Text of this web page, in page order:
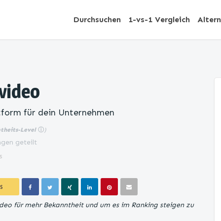
Durchsuchen 1-vs-1 Vergleich
für dein Unternehmen
Level ⓘ)
geteilt
für mehr Bekanntheit und um es im Ranking steigen zu